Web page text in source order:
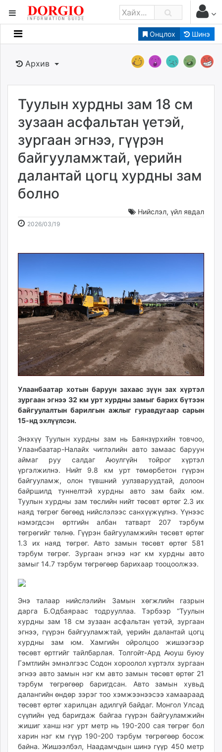
Онцлох Шинэ
Мэдээллийн
Банк санхүү
Бизнес ААН
Төрийн
Нийслэлийн
dorgio.mn
Gogo.mn
news.mn
zindaa.mn
tovch.mn
Livetv.mn
shuud.mn
eagle.mn
ergelt.mn
zarig.mn
today.mn
zuv.mn
mminfo.mn
ugluu.mn
urlag.mn
unen.mn
asu.mn
shuurhai.mn
unuudur.mn
mglradio.com
fact.mn
itoim.mn
tumen.mn
shuum.mn
times.mn
tvmongolia.mn
mass.mn
unegui.mn
assa.mn
toim.mn
tac.mn
paparazzi.mn
unread.today
Архив
Туулын хурдны зам 18 см
зузаан асфальтан үетэй,
зургаан эгнээ, гүүрэн
байгууламжтай, үерийн
далантай цогц хурдны зам
болно
Нийслэл, үйл явдал
2026/03/192026-
2026-
Улаанбаатар хотын баруун захаас зүүн зах хүртэл
зургаан эгнээ 32 км урт хурдны замыг барих бүтээн
байгуулалтын барилгын ажлыг гуравдугаар сарын
15-нд эхлүүлсэн.
Энэхүү Туулын хурдны зам нь Баянзүрхийн товчоо,
Улаанбаатар-Налайх чиглэлийн авто замаас баруун
аймаг руу салдаг Аюулгүйн тойрог хүртэл
үргэлжилнэ. Нийт 9.8 км урт төмөрбетон гүүрэн
байгууламж, олон түвшний уулзваруудтай, долоон
байршилд туннелтэй хурдны авто зам байх юм.
Туулын хурдны зам төслийн нийт төсөвт өртөг 2.3 их
наяд төгрөг бөгөөд нийслэлээс санхүүжүүлнэ. Үүнээс
нэмэгдсэн өртгийн албан татварт 207
тэрбум
төгрөгийг төлнө. Гүүрэн байгууламжийн төсөвт өртөг
1.3 их наяд төгрөг. Авто замын төсөвт өртөг 581
тэрбум төгрөг. Зургаан эгнээ нэг км хурдны авто
замыг 14.7 тэрбум төгрөгөөр барихаар тооцоолжээ.
Энэ талаар нийслэлийн Замын хөгжлийн газрын
дарга Б.Одбаяраас тодрууллаа. Тэрбээр “Туулын
хурдны зам 18 см зузаан асфальтан үетэй, зургаан
эгнээ, гүүрэн байгууламжтай, үерийн далантай цогц
хурдны зам юм. Хамгийн ойролцоо жишээгээр
төсөвт өртгийг тайлбарлая. Толгойт-Ард Аюуш буюу
Гэмтлийн эмнэлгээс Содон хороолол хүртэлх зургаан
эгнээ авто замын нэг км авто замын төсөвт өртөг 21
тэрбум төгрөгөөр баригдсан. Авто замын хувьд
далангийн өндөр зэрэг тоо хэмжээнээсээ хамаараад
төсөвт өртөг харилцан адилгүй байдаг. Монгол Улсад
сүүлийн үед баригдаж байгаа гүүрэн байгууламжийн
жишиг ханш нэг урт метр нь 190-200 сая төгрөг бол
харин нэг км гүүр 190-200 тэрбум төгрөгөөр босож
байна. Жишээлбэл, Наадамчдын шинэ гүүр 450 метр